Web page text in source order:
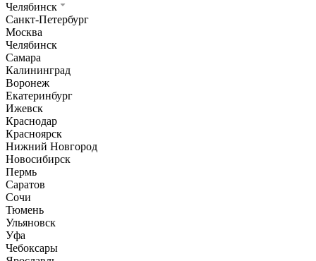
Челябинск
Санкт-Петербург
Москва
Челябинск
Самара
Калининград
Воронеж
Екатеринбург
Ижевск
Краснодар
Красноярск
Нижний Новгород
Новосибирск
Пермь
Саратов
Сочи
Тюмень
Ульяновск
Уфа
Чебоксары